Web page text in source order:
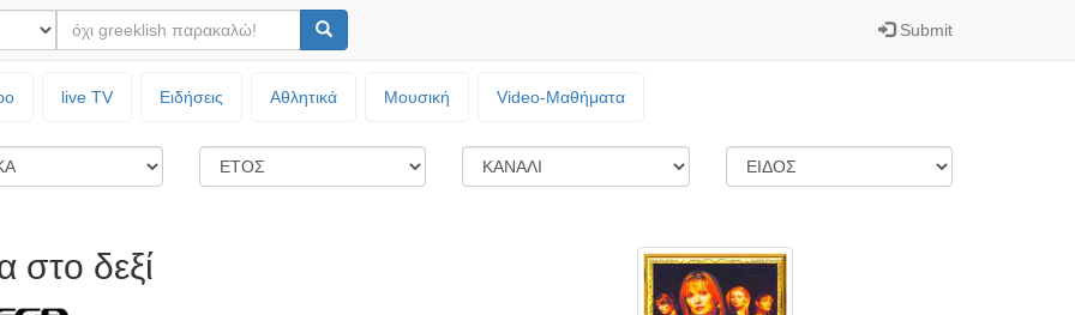
Submit
live TV Ειδήσεις Αθλητικά Μουσική Video-Mαθήματα
στο δεξί